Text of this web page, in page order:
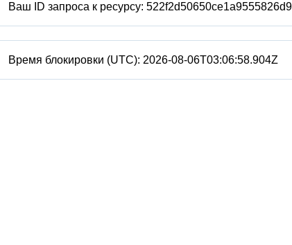
Ваш ID запроса к ресурсу:
Время блокировки (UTC): 2026-08-06T03:06:58.904Z